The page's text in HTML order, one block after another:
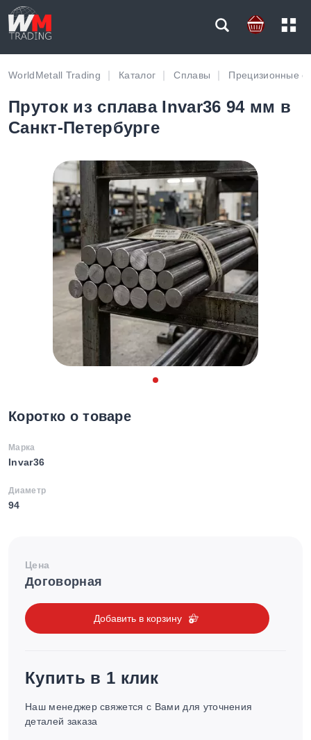
WorldMetall Trading Каталог Сплавы Прецизионные
Пруток из сплава Invar36 94 мм в
Санкт-Петербурге
Коротко о товаре
Марка
Invar36
Диаметр
94
Цена
Договорная
Добавить в корзину
Купить в 1 клик
Наш менеджер свяжется с Вами для уточнения
деталей заказа